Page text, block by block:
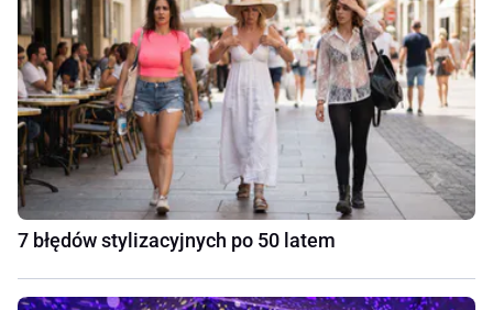
7 błędów stylizacyjnych po 50 latem